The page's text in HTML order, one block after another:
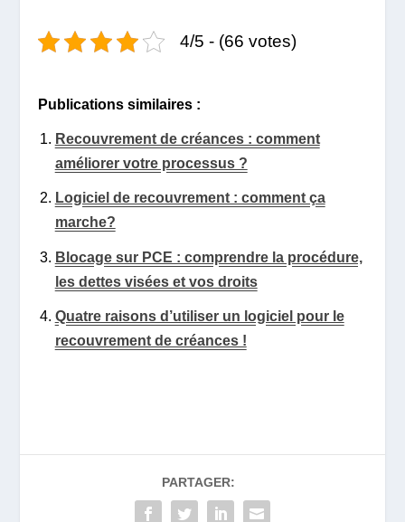
4/5 - (66 votes)
Publications similaires :
Recouvrement de créances : comment
améliorer votre processus ?
Logiciel de recouvrement : comment ça
marche?
Blocage sur PCE : comprendre la procédure,
les dettes visées et vos droits
Quatre raisons d’utiliser un logiciel pour le
recouvrement de créances !
PARTAGER: